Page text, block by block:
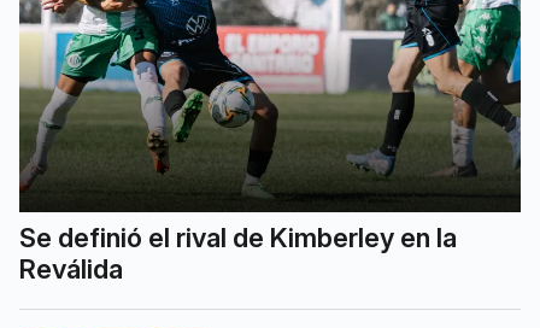
Se definió el rival de Kimberley en la
Reválida